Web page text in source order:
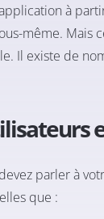
à
même. Mais
Il existe de
parler à
que :